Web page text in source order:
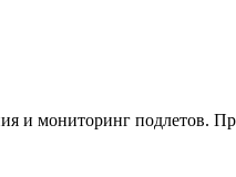
и мониторинг подлетов.